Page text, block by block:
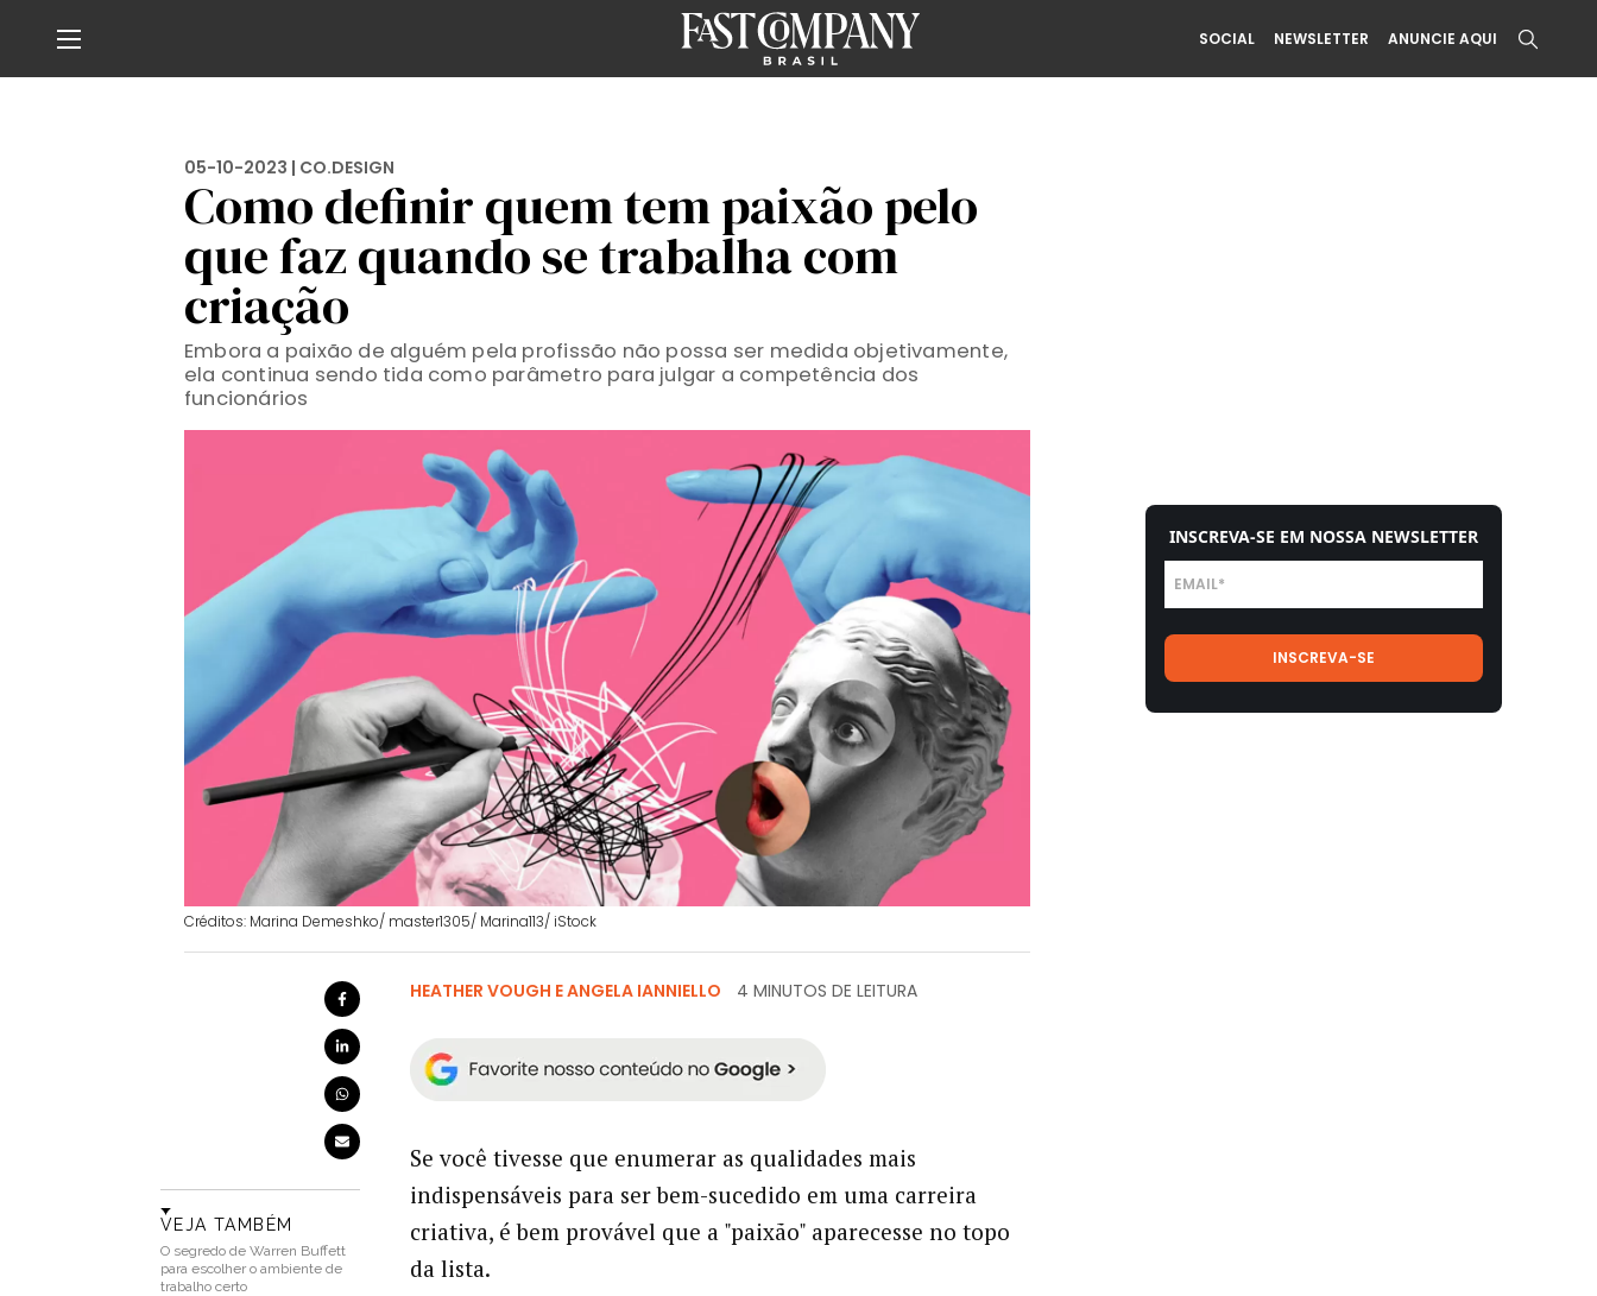
SOCIAL NEWSLETTER ANUNCIE AQUI
05-10-2023 | CO.DESIGN
Como definir quem tem paixão pelo
que faz quando se trabalha com
criação
Embora a paixão de alguém pela profissão não possa ser medida objetivamente,
ela continua sendo tida como parâmetro para julgar a competência dos
funcionários
Créditos: Marina Demeshko/ master1305/ Marina113/ iStock
VEJA TAMBÉM
O segredo de Warren Buffett
para escolher o ambiente de
trabalho certo
HEATHER VOUGH E ANGELA IANNIELLO 4 MINUTOS DE LEITURA
Se você tivesse que enumerar as qualidades mais
indispensáveis para ser bem-sucedido em uma carreira
criativa, é bem provável que a "paixão" aparecesse no topo
da lista.
INSCREVA-SE EM NOSSA NEWSLETTER